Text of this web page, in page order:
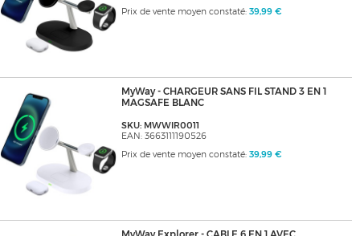
Prix de vente moyen constaté: 39,99 €
MyWay - CHARGEUR SANS FIL STAND 3 EN 1
MAGSAFE BLANC
SKU: MWWIR0011
EAN: 3663111190526
Prix de vente moyen constaté: 39,99 €